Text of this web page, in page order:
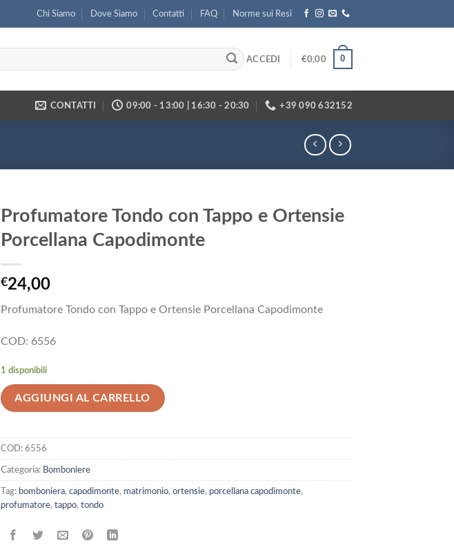
Chi Siamo Dove Siamo Contatti FAQ Norme sui Resi
ACCEDI €0,00 0
CONTATTI 09:00 - 13:00 | 16:30 - 20:30 +39 090 632152
Profumatore Tondo con Tappo e Ortensie
Porcellana Capodimonte
€24,00
Profumatore Tondo con Tappo e Ortensie Porcellana Capodimonte
COD: 6556
1 disponibili
AGGIUNGI AL CARRELLO
COD: 6556
Categoria: Bomboniere
Tag: bomboniera, capodimonte, matrimonio, ortensie, porcellana capodimonte,
profumatore, tappo, tondo